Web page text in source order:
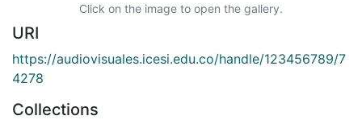
Click on the image to open the gallery.
URI
https://audiovisuales.icesi.edu.co/handle/123456789/7
4278
Collections